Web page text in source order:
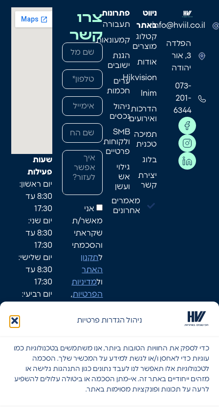
ניהול הגדרות פרטיות
כדי לספק את החוויות הטובות ביותר, אנו משתמשים בטכנולוגיות כמו
עוגיות כדי לאחסן ו/או לגשת למידע על המכשיר שלך. הסכמה
לטכנולוגיות אלו תאפשר לנו לעבד נתונים כגון התנהגות גלישה או
מזהים ייחודיים באתר זה. אי-מתן הסכמה או ביטולה עלולים להשפיע
לרעה על תכונות ופונקציות מסוימות באתר.
info@hviil.co.il
הפלדה
3, אור
יהודה
073-
201-
6344
ניווט
באתר
קטלוג
מוצרים
אודות
Hikvision
Inim
הדרכות
ואירועים
תמיכה
טכנית
בלוג
יצירת
קשר
מאמרים
אחרונים
פתרונות
תעבורה
קמעונאות
הגנת
ישובים
ערים
חכמות
ניהול
נכסים
SMB
ולקוחות
פרטיים
גילוי
אש
ועשן
צרו
קשר
אני
מאשר/ת
שקראתי
והסכמתי
לתקנון
האתר
ולמדיניות
הפרטיות,
שעות
פעילות
יום ראשון:
8:30 עד
17:30
יום שני:
8:30 עד
17:30
יום שלישי:
8:30 עד
17:30
יום רביעי:
יום חמישי:
שבת: סגור